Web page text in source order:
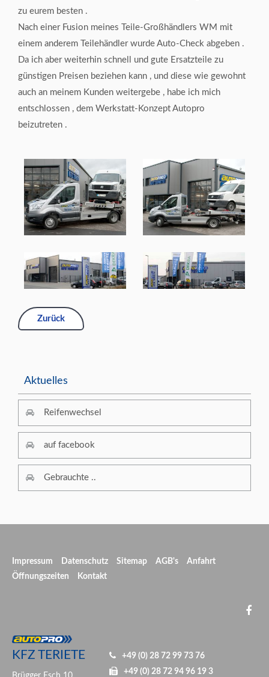
zu eurem besten .
Nach einer Fusion meines Teile-Großhändlers WM mit
einem anderem Teilehändler wurde Auto-Check abgeben .
Da ich aber weiterhin schnell und gute Ersatzteile zu
günstigen Preisen beziehen kann , und diese wie gewohnt
auch an meinem Kunden weitergebe , habe ich mich
entschlossen , dem Werkstatt-Konzept Autopro
beizutreten .
Zurück
Aktuelles
Reifenwechsel
auf facebook
Gebrauchte ..
Impressum Datenschutz Sitemap AGB's
Anfahrt
Öffnungszeiten
Kontakt
KFZ TERIETE
+49 (0) 28 72 99 73 76
+49 (0) 28 72 94 96 19 3